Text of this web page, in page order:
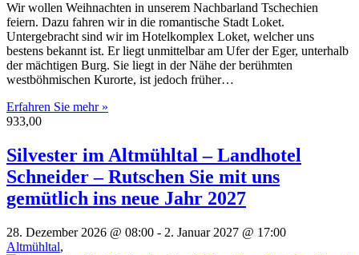
Wir wollen Weihnachten in unserem Nachbarland Tschechien
feiern. Dazu fahren wir in die romantische Stadt Loket.
Untergebracht sind wir im Hotelkomplex Loket, welcher uns
bestens bekannt ist. Er liegt unmittelbar am Ufer der Eger, unterhalb
der mächtigen Burg. Sie liegt in der Nähe der berühmten
westböhmischen Kurorte, ist jedoch früher…
Erfahren Sie mehr »
933,00
Silvester im Altmühltal – Landhotel
Schneider – Rutschen Sie mit uns
gemütlich ins neue Jahr 2027
28. Dezember 2026 @ 08:00 - 2. Januar 2027 @ 17:00
Altmühltal,